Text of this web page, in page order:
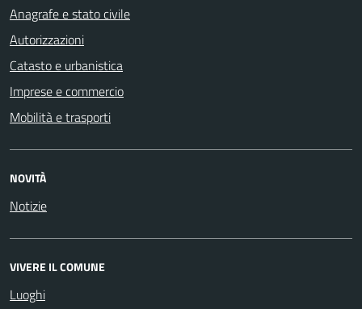
Anagrafe e stato civile
Autorizzazioni
Catasto e urbanistica
Imprese e commercio
Mobilità e trasporti
NOVITÀ
Notizie
VIVERE IL COMUNE
Luoghi